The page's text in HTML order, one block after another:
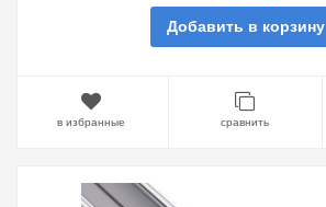
Добавить в корзину
в избранные сравнить